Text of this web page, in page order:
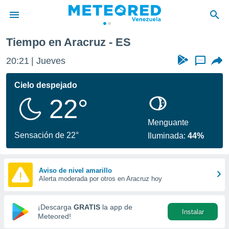
de
ha
calidad.
a este
las
y
forma
digital
basada
Tiempo en Aracruz - ES
20:21 Jueves ...
Cielo despejado
22°
Sensación de 22°
Menguante
Iluminada:44%
Aviso de nivel amarillo
Alerta moderada por otros en Aracruz hoy
¡Descarga GRATIS la app de
Meteored!
Instalar